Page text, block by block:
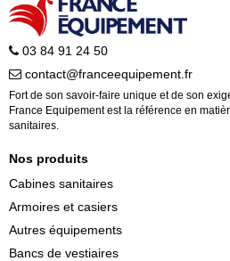
03 84 91 24 50
contact@franceequipement.fr
Fort de son savoir-faire unique et de son
France Equipement est la référence en
sanitaires.
Nos produits
Cabines sanitaires
Armoires et casiers
Autres équipements
Bancs de vestiaires